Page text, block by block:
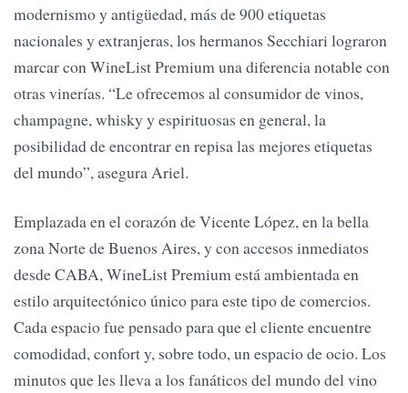
modernismo y antigüedad, más de 900 etiquetas
nacionales y extranjeras, los hermanos Secchiari lograron
marcar con WineList Premium una diferencia notable con
otras vinerías. “Le ofrecemos al consumidor de vinos,
champagne, whisky y espirituosas en general, la
posibilidad de encontrar en repisa las mejores etiquetas
del mundo”, asegura Ariel.
Emplazada en el corazón de Vicente López, en la bella
zona Norte de Buenos Aires, y con accesos inmediatos
desde CABA, WineList Premium está ambientada en
estilo arquitectónico único para este tipo de comercios.
Cada espacio fue pensado para que el cliente encuentre
comodidad, confort y, sobre todo, un espacio de ocio. Los
minutos que les lleva a los fanáticos del mundo del vino